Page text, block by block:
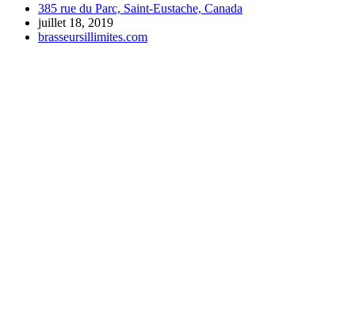
385 rue du Parc, Saint-Eustache, Canada
juillet 18, 2019
brasseursillimites.com